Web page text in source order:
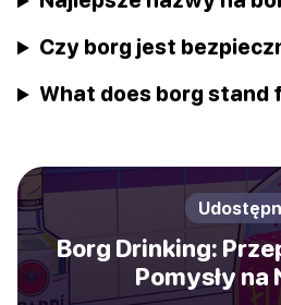
Czy borg jest
What does borg stand
Borg Drinking:
Pomysły na